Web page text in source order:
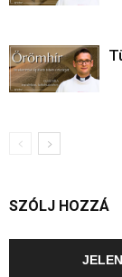
SZÓLJ HOZZÁ